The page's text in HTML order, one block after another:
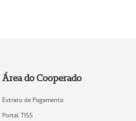
Área do Cooperado
Extrato de Pagamento
Portal TISS